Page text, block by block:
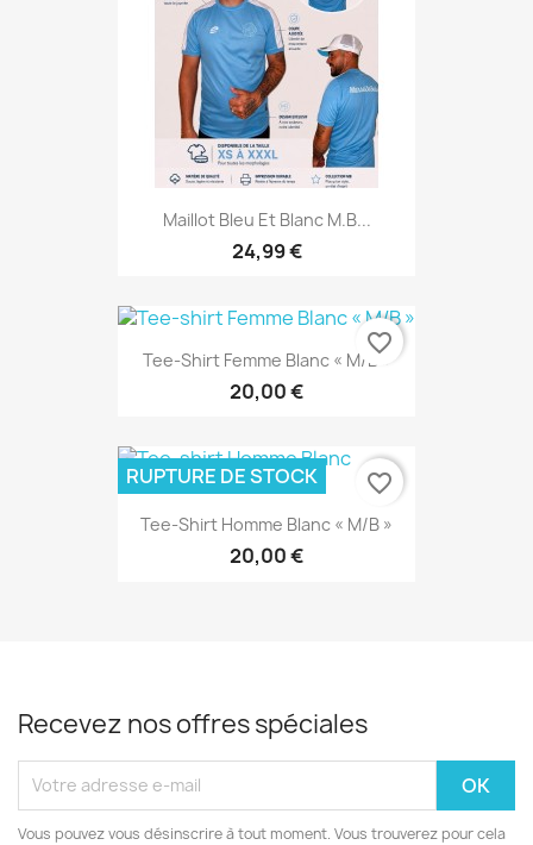
Maillot Bleu Et Blanc M.B...
24,99 €
Tee-Shirt Femme Blanc « M/B »
20,00 €
favorite_border
Tee-Shirt Homme Blanc « M/B »
20,00 €
RUPTURE DE STOCK favorite_border
Recevez nos offres spéciales
Vous pouvez vous désinscrire à tout moment. Vous trouverez pour cela